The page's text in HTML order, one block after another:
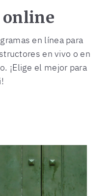
online
en línea para
en vivo o en
¡Elige el mejor para